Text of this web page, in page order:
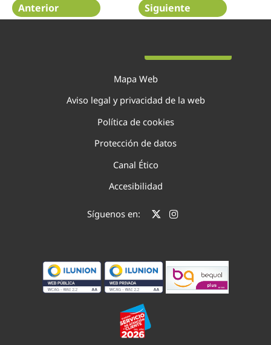
Anterior Siguiente
Mapa Web
Aviso legal y privacidad de la web
Política de cookies
Protección de datos
Canal Ético
Accesibilidad
Síguenos en: